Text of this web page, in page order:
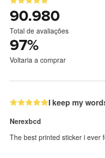
90.980
Total de avaliações
97%
Voltaria a comprar
I keep my
Nerexbcd
The best printed sticker i ever